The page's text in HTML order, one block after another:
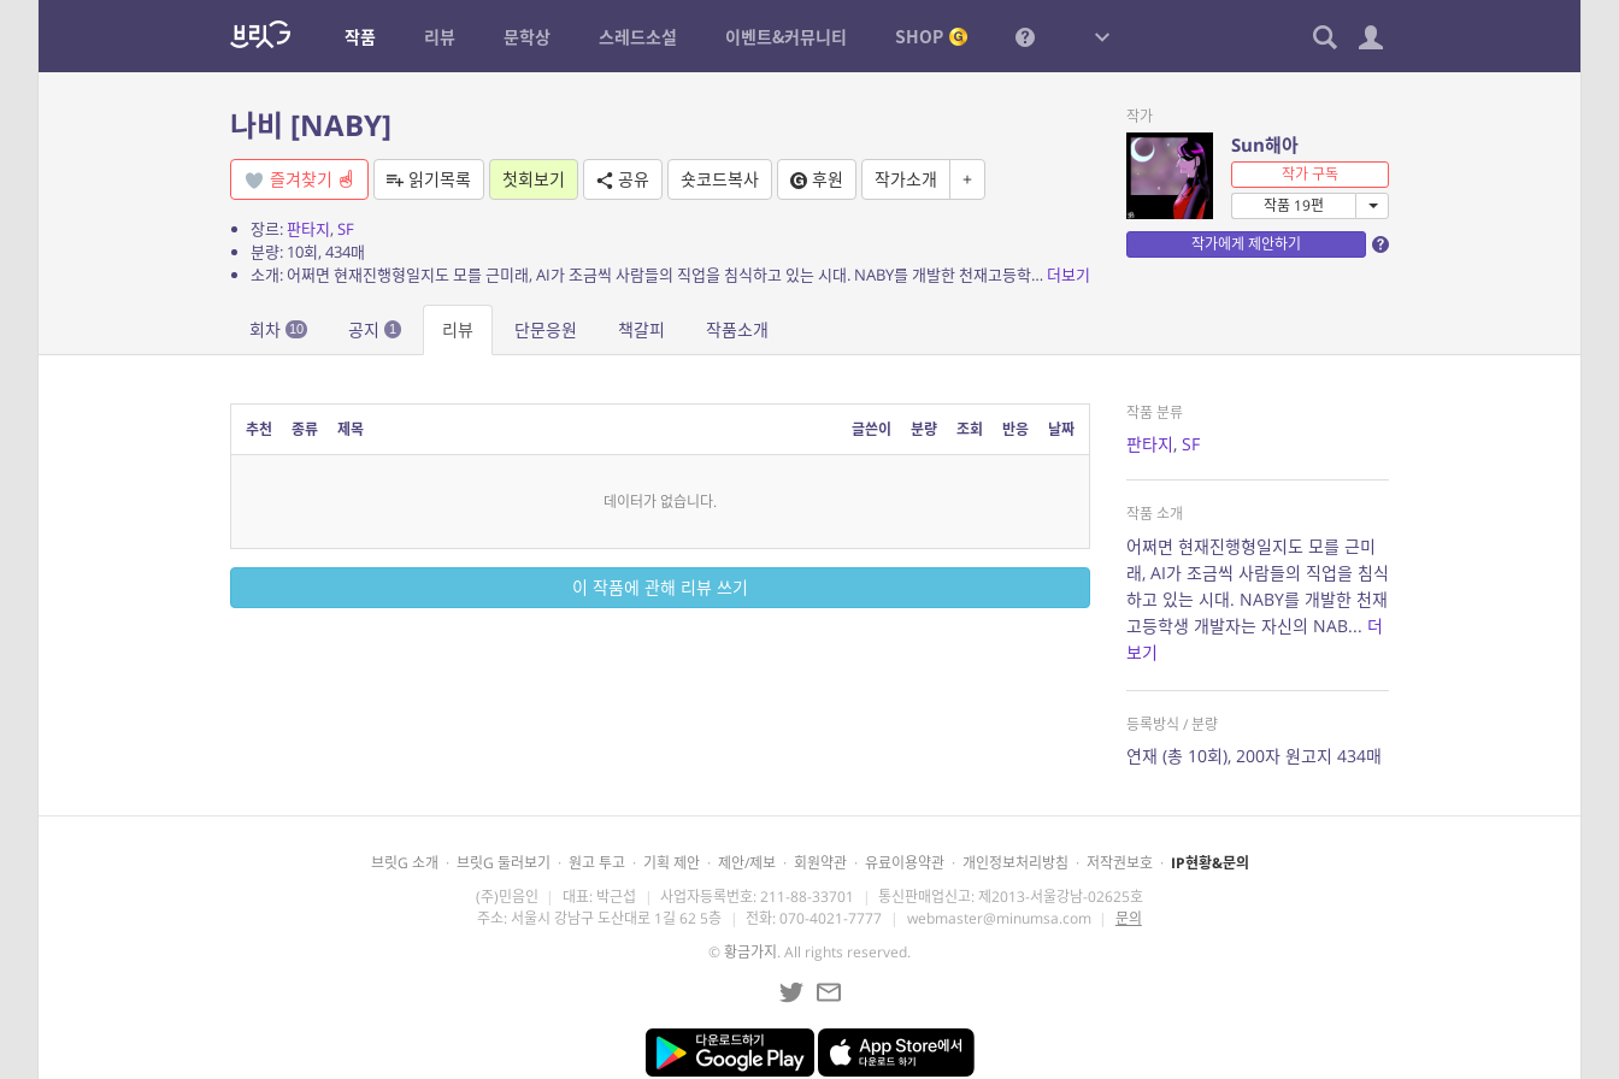
작품 리뷰 문학상 스레드소설 이벤트&커뮤니티 SHOP
나비 [NABY]
즐겨찾기 읽기목록 첫회보기 공유 숏코드복사 후원 작가소개 +
장르:판타지, SF
분량: 10회, 434매
소개: 어쩌면 현재진행형일지도 모를 근미래, AI가 조금씩 사람들의 직업을 침식하고 있는 시대. NABY를 개발한 천재고등학생 개발자는 자신의 NABY를 빼앗아가고 자신에게 장애까지 안... 더보기
작가
Sun해아
작가 구독
작품 19편
작가에게 제안하기
회차 10 공지 1 리뷰 단문응원 책갈피 작품소개
추천 종류 제목 글쓴이 분량 조회 반응 날짜
데이터가 없습니다.
이 작품에 관해 리뷰 쓰기
작품 분류
판타지, SF
작품 소개
어쩌면 현재진행형일지도 모를 근미
래, AI가 조금씩 사람들의 직업을 침식
하고 있는 시대. NABY를 개발한 천재
고등학생 개발자는 자신의 NAB... 더
보기
등록방식 / 분량
연재 (총 10회), 200자 원고지 434매
브릿G 소개 · 브릿G 둘러보기 · 원고 투고 · 기획 제안 · 제안/제보 · 회원약관 · 유료이용약관 · 개인정보처리방침 · 저작권보호 · IP현황&문의
(주)민음인 | 대표: 박근섭 | 사업자등록번호: 211-88-33701 | 통신판매업신고: 제2013-서울강남-02625호
주소: 서울시 강남구 도산대로 1길 62 5층 | 전화: 070-4021-7777 | webmaster@minumsa.com | 문의
©황금가지 . All rights reserved.